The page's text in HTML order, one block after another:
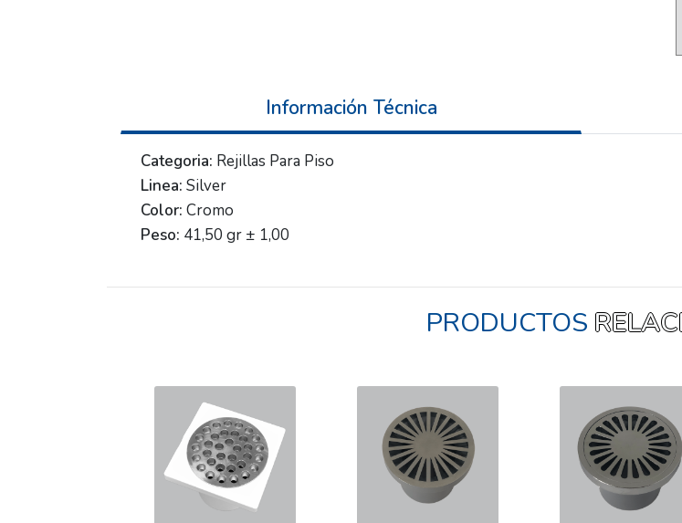
Información Técnica
Categoria: Rejillas Para Piso
Linea: Silver
Color: Cromo
Peso: 41,50 gr ± 1,00
PRODUCTOS